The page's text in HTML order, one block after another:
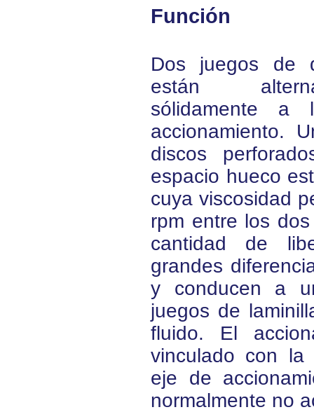
Función
Dos juegos de
están
sólidamente
accionamiento.
discos
espacio hueco
cuya viscosidad
rpm entre los
cantidad de
grandes
y conducen a
juegos de
fluido. El
vinculado con la
eje de
normalmente no